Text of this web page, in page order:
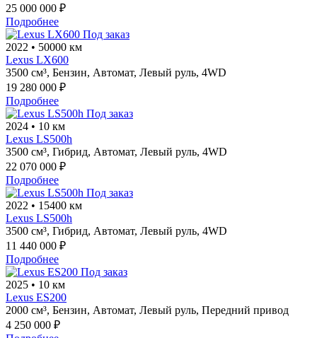
25 000 000 ₽
Подробнее
Под заказ
2022 • 50000 км
Lexus LX600
3500 см³, Бензин, Автомат, Левый руль, 4WD
19 280 000 ₽
Подробнее
Под заказ
2024 • 10 км
Lexus LS500h
3500 см³, Гибрид, Автомат, Левый руль, 4WD
22 070 000 ₽
Подробнее
Под заказ
2022 • 15400 км
Lexus LS500h
3500 см³, Гибрид, Автомат, Левый руль, 4WD
11 440 000 ₽
Подробнее
Под заказ
2025 • 10 км
Lexus ES200
2000 см³, Бензин, Автомат, Левый руль, Передний привод
4 250 000 ₽